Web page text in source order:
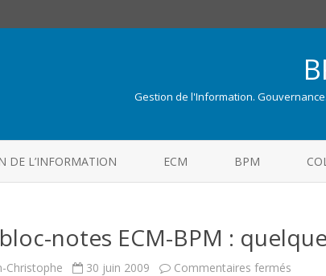
Gestion de l'Information.
DE L’INFORMATION ECM BPM
notes ECM-BPM :
Christophe 30 juin 2009 Commentaires fermés